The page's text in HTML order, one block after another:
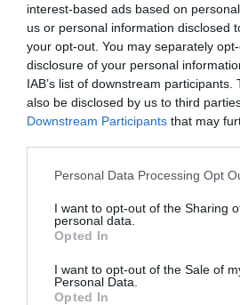
interest-based ads based on
us or personal information disclosed
your opt-out. You may separately
disclosure of your personal
IAB’s list of downstream
also be disclosed by us to third
Downstream Participants that may
Personal Data Processing Opt
I want to opt-out of the Sharing
personal data.
Opted In
I want to opt-out of the Sale of
Personal Data.
Opted In
ΜΟΥΣΙΚΗ / ΜΟΥΣΙΚΑ ΝΕΑ
ΑΞΙΟΣ ΕΣΤΙ:
Συναυλία –
Αφιέρωμα στον
Γρηγόρη
Μπιθικώτση στο
Καλλιμάρμαρο
ΜΟΥΣΙΚΗ / ΜΟΥΣΙΚΑ ΝΕΑ
Κώστας Χατζής &
Daniela στο
Major Seven